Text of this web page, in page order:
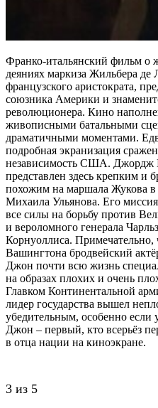
Франко-итальянский фильм о
деяниях маркиза Жильбера де
французского аристократа,
союзника Америки и
революционера. Кино
живописными батальными
драматичными моментами.
подробная экранизация
независимость США. Джордж
представлен здесь крепким и
похожим на маршала Жукова
Михаила Ульянова. Его
все силы на борьбу против
и вероломного генерала
Корнуоллиса. Примечательно,
Вашингтона бродвейский
Джон почти всю жизнь
на образах плохих и очень
Главком Континентальной
лидер государства вышел
убедительным, особенно если
Джон – первый, кто всерьёз
в отца нации на киноэкране.
3 из 5